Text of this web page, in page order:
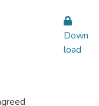
Down
load